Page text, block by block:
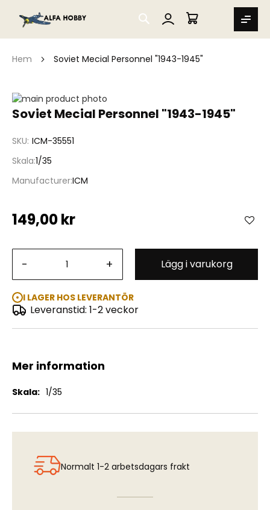
SEARCH
MIN VARUKORG
Hem Soviet Mecial Personnel "1943-1945"
Soviet Mecial Personnel "1943-1945"
SKU ICM-35551
Skala 1/35
ManufacturerICM
149,00 kr
- + Lägg i varukorg
I LAGER HOS LEVERANTÖR
Leveranstid: 1-2 veckor
Hoppa
till
bildgalleriet
Soviet Mecial Personnel "1943-1945"
Hoppa
av
bildgalleriet
Mer information
Mer
1/35
Normalt 1-2 arbetsdagars frakt